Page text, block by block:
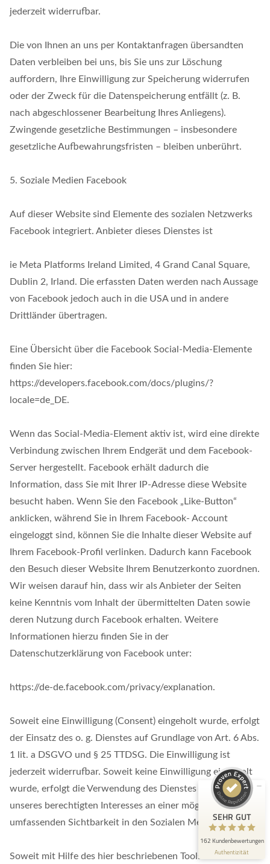
jederzeit widerrufbar.
Die von Ihnen an uns per Kontaktanfragen übersandten
Daten verbleiben bei uns, bis Sie uns zur Löschung
auffordern, Ihre Einwilligung zur Speicherung widerrufen
oder der Zweck für die Datenspeicherung entfällt (z. B.
nach abgeschlossener Bearbeitung Ihres Anliegens).
Zwingende gesetzliche Bestimmungen – insbesondere
gesetzliche Aufbewahrungsfristen – bleiben unberührt.
5. Soziale Medien Facebook
Auf dieser Website sind Elemente des sozialen Netzwerks
Facebook integriert. Anbieter dieses Dienstes ist
ie Meta Platforms Ireland Limited, 4 Grand Canal Square,
Dublin 2, Irland. Die erfassten Daten werden nach Aussage
von Facebook jedoch auch in die USA und in andere
Drittländer übertragen.
Eine Übersicht über die Facebook Social-Media-Elemente
finden Sie hier:
https://developers.facebook.com/docs/plugins/?
locale=de_DE.
Wenn das Social-Media-Element aktiv ist, wird eine direkte
Verbindung zwischen Ihrem Endgerät und dem Facebook-
Server hergestellt. Facebook erhält dadurch die
Information, dass Sie mit Ihrer IP-Adresse diese Website
besucht haben. Wenn Sie den Facebook „Like-Button“
anklicken, während Sie in Ihrem Facebook- Account
eingeloggt sind, können Sie die Inhalte dieser Website auf
Ihrem Facebook-Profil verlinken. Dadurch kann Facebook
den Besuch dieser Website Ihrem Benutzerkonto zuordnen.
Wir weisen darauf hin, dass wir als Anbieter der Seiten
keine Kenntnis vom Inhalt der übermittelten Daten sowie
deren Nutzung durch Facebook erhalten. Weitere
Informationen hierzu finden Sie in der
Datenschutzerklärung von Facebook unter:
https://de-de.facebook.com/privacy/explanation.
Soweit eine Einwilligung (Consent) eingeholt wurde, erfolgt
der Einsatz des o. g. Dienstes auf Grundlage von Art. 6 Abs.
1 lit. a DSGVO und § 25 TTDSG. Die Einwilligung ist
jederzeit widerrufbar. Soweit keine Einwilligung eingeholt
wurde, erfolgt die Verwendung des Dienstes auf Grundlage
unseres berechtigten Interesses an einer möglichst
umfassenden Sichtbarkeit in den Sozialen Medien.
Soweit mit Hilfe des hier beschriebenen Tools
SEHR GUT
162 Kundenbewertungen
Authentizität
100%
Empfehlungen auf
SEHR GUT
4,80 / 5,00
72
Bewertungen auf
ProvenExpert.com
90
Bewertungen von 4
anderen Quellen